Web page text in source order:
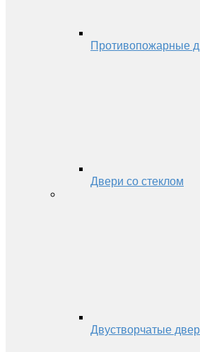
Противопожарные
Двери со стеклом
Двустворчатые